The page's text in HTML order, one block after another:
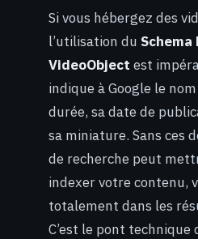
Si vous hébergez des
l’utilisation du Schema
VideoObject est
indique à Google le
durée, sa date de
sa miniature. Sans ces
de recherche peut
indexer votre contenu,
totalement dans les
C’est le pont